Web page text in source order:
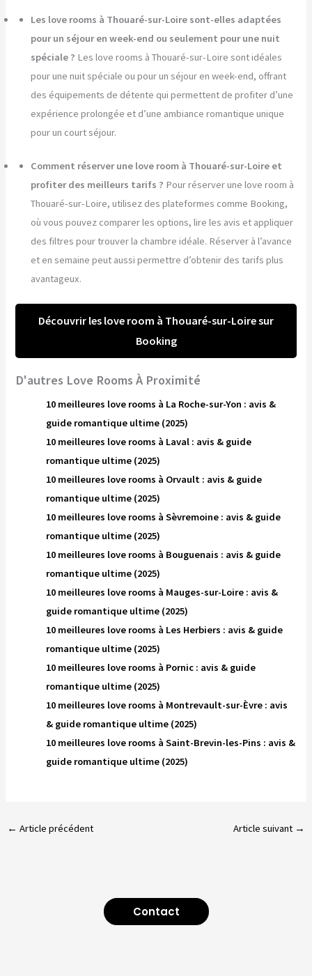
Les love rooms à Thouaré-sur-Loire sont-elles adaptées
pour un séjour en week-end ou seulement pour une nuit
spéciale ? Les love rooms à Thouaré-sur-Loire sont idéales
pour une nuit spéciale ou pour un séjour en week-end, offrant
des équipements de détente qui permettent de profiter d’une
expérience prolongée et d’une ambiance romantique unique
pour un court séjour.
Comment réserver une love room à Thouaré-sur-Loire et
profiter des meilleurs tarifs ? Pour réserver une love room à
Thouaré-sur-Loire, utilisez des plateformes comme Booking,
où vous pouvez comparer les options, lire les avis et appliquer
des filtres pour trouver la chambre idéale. Réserver à l’avance
et en semaine peut aussi permettre d’obtenir des tarifs plus
avantageux.
Découvrir les love room à Thouaré-sur-Loire sur
Booking
D'autres Love Rooms À Proximité
10 meilleures love rooms à La Roche-sur-Yon : avis &
guide romantique ultime (2025)
10 meilleures love rooms à Laval : avis & guide
romantique ultime (2025)
10 meilleures love rooms à Orvault : avis & guide
romantique ultime (2025)
10 meilleures love rooms à Sèvremoine : avis & guide
romantique ultime (2025)
10 meilleures love rooms à Bouguenais : avis & guide
romantique ultime (2025)
10 meilleures love rooms à Mauges-sur-Loire : avis &
guide romantique ultime (2025)
10 meilleures love rooms à Les Herbiers : avis & guide
romantique ultime (2025)
10 meilleures love rooms à Pornic : avis & guide
romantique ultime (2025)
10 meilleures love rooms à Montrevault-sur-Èvre : avis
& guide romantique ultime (2025)
10 meilleures love rooms à Saint-Brevin-les-Pins : avis &
guide romantique ultime (2025)
← Article précédent Article suivant →
Contact